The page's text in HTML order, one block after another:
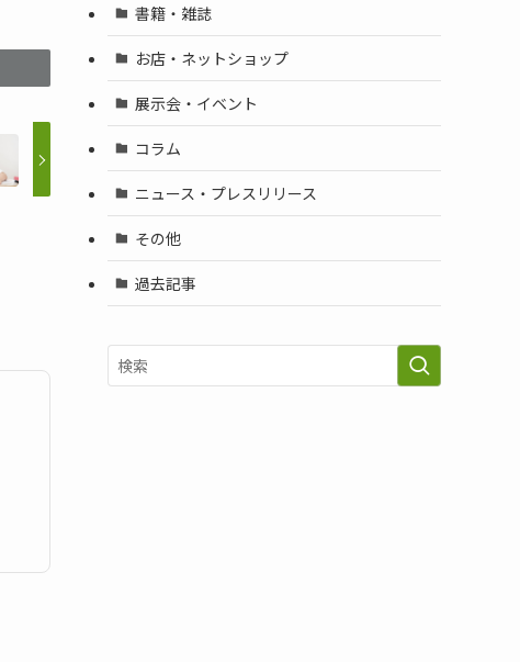
書籍・雑誌
お店・ネットショップ
展示会・イベント
コラム
ニュース・プレスリリース
その他
過去記事